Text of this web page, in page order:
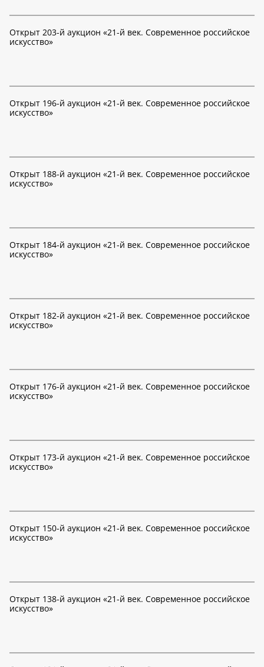
Открыт 203-й аукцион «21-й век. Современное российское
искусство»
Открыт 196-й аукцион «21-й век. Современное российское
искусство»
Открыт 188-й аукцион «21-й век. Современное российское
искусство»
Открыт 184-й аукцион «21-й век. Современное российское
искусство»
Открыт 182-й аукцион «21-й век. Современное российское
искусство»
Открыт 176-й аукцион «21-й век. Современное российское
искусство»
Открыт 173-й аукцион «21-й век. Современное российское
искусство»
Открыт 150-й аукцион «21-й век. Современное российское
искусство»
Открыт 138-й аукцион «21-й век. Современное российское
искусство»